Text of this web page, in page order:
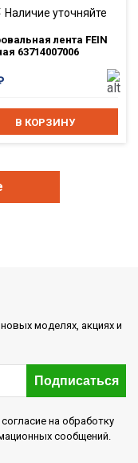
Наличие уточняйте
лента FEIN
63714007006
В КОРЗИНУ
моделях, акциях и
Подписаться
на обработку
сообщений.